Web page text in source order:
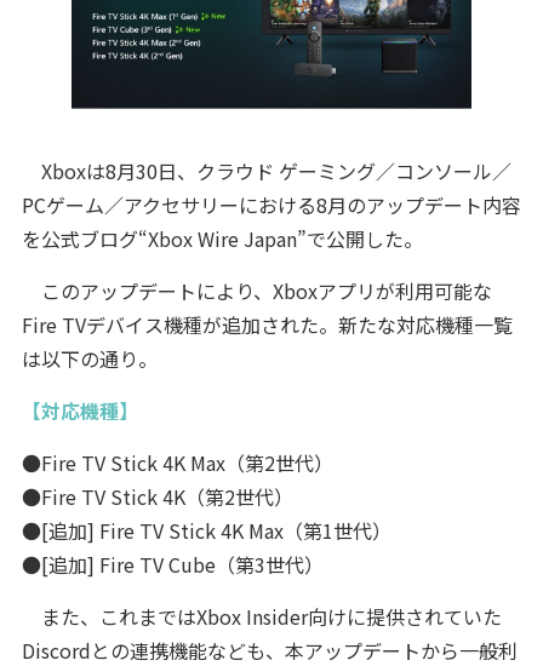
Xboxは8月30日、クラウド ゲーミング／コンソール／
PCゲーム／アクセサリーにおける8月のアップデート内容
を公式ブログ“Xbox Wire Japan”で公開した。
このアップデートにより、Xboxアプリが利用可能な
Fire TVデバイス機種が追加された。新たな対応機種一覧
は以下の通り。
【対応機種】
●Fire TV Stick 4K Max（第2世代）
●Fire TV Stick 4K（第2世代）
●[追加] Fire TV Stick 4K Max（第1世代）
●[追加] Fire TV Cube（第3世代）
また、これまではXbox Insider向けに提供されていた
Discordとの連携機能なども、本アップデートから一般利